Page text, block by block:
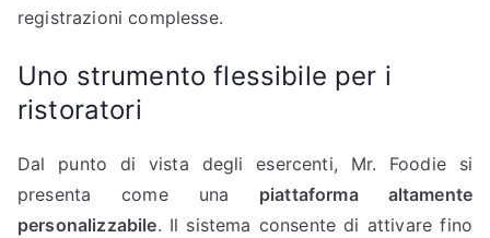
registrazioni complesse.
Uno strumento flessibile per i
ristoratori
Dal punto di vista degli esercenti, Mr. Foodie si
presenta come una piattaforma altamente
personalizzabile. Il sistema consente di attivare fino